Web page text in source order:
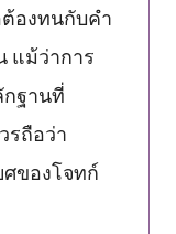
องทนกับคำ
แม้ว่าการ
ฐานที่
รถือว่า
ศของโจทก์